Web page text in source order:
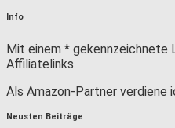
Info
Mit einem * gekennzeichnete
Affiliatelinks.
Als Amazon-Partner verdiene
Neusten Beiträge